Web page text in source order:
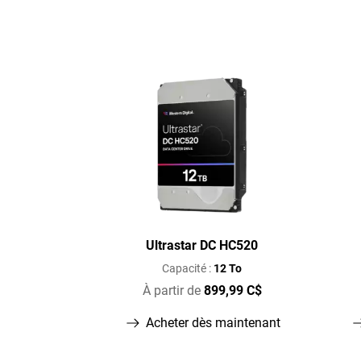
Ultrastar DC HC520
Capacité : 12 To
À partir de 899,99 C$
Acheter dès maintenant